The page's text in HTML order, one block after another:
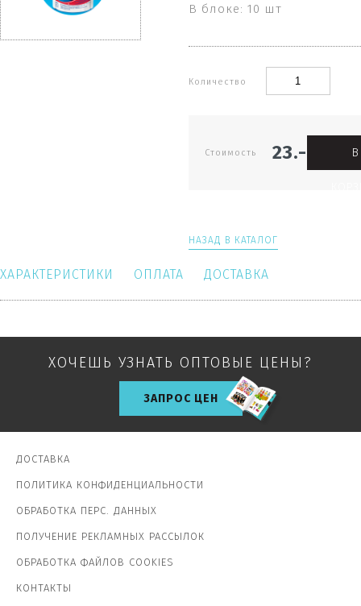
В блоке: 10 шт
Количество
Стоимость 23.- В
НАЗАД В КАТАЛОГ
ХАРАКТЕРИСТИКИ ОПЛАТА ДОСТАВКА
ХОЧЕШЬ УЗНАТЬ ОПТОВЫЕ ЦЕНЫ?
ЗАПРОС ЦЕН
ДОСТАВКА
ПОЛИТИКА КОНФИДЕНЦИАЛЬНОСТИ
ОБРАБОТКА ПЕРС. ДАННЫХ
ПОЛУЧЕНИЕ РЕКЛАМНЫХ РАССЫЛОК
ОБРАБОТКА ФАЙЛОВ COOKIES
КОНТАКТЫ